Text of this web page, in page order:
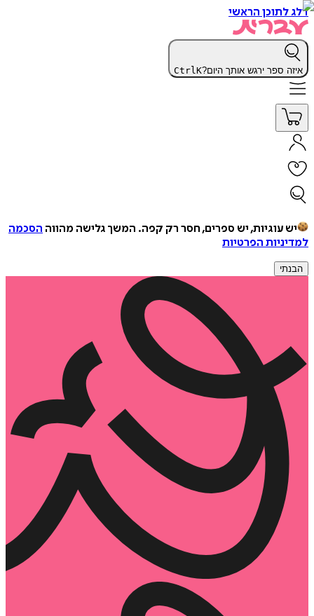
דלג לתוכן הראשי
איזה ספר ירגש אותך היום? CtrlK
יש עוגיות, יש ספרים, חסר רק קפה. המשך גלישה מהווה הסכמה
למדיניות הפרטיות
הבנתי